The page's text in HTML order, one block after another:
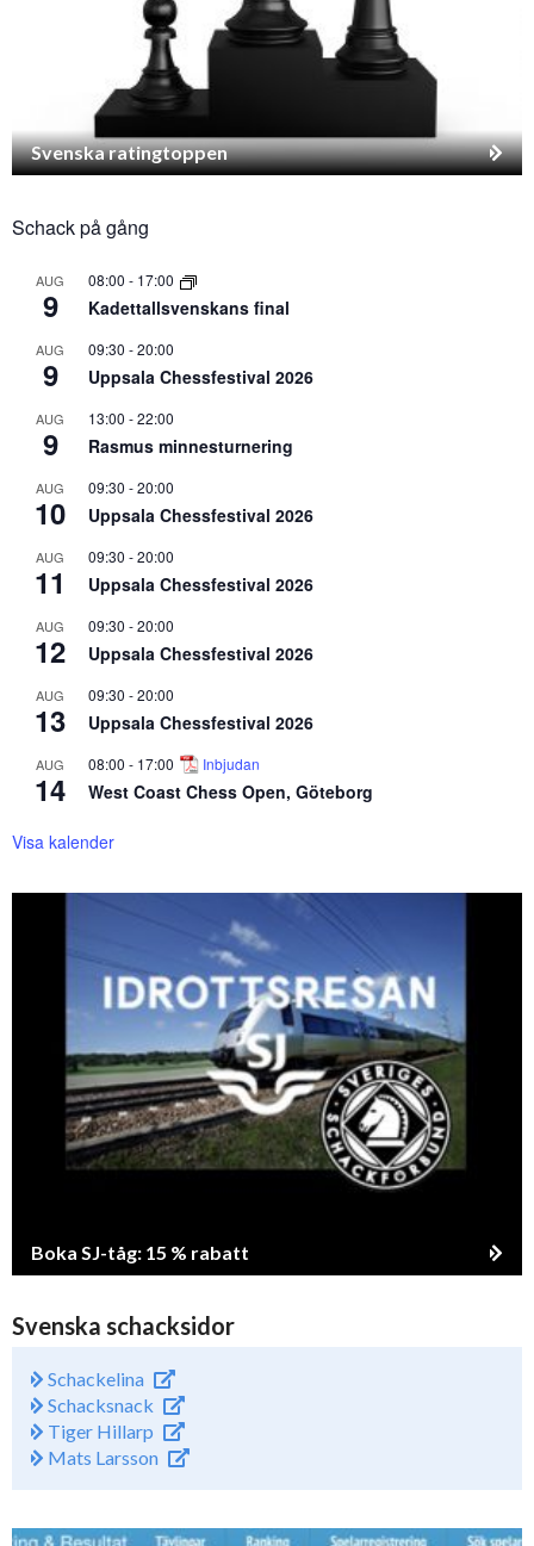
Svenska ratingtoppen
Schack på gång
AUG
9
08:00 - 17:00
Kadettallsvenskans final
AUG
9
09:30 -20:00
Uppsala Chessfestival 2026
AUG
9
13:00 -22:00
Rasmus minnesturnering
AUG
10
09:30 -20:00
Uppsala Chessfestival 2026
AUG
11
09:30 -20:00
Uppsala Chessfestival 2026
AUG
12
09:30 -20:00
Uppsala Chessfestival 2026
AUG
13
09:30 -20:00
Uppsala Chessfestival 2026
AUG
14
08:00 - 17:00 Inbjudan
West Coast Chess Open, Göteborg
Visa kalender
Boka SJ-tåg: 15 % rabatt
Svenska schacksidor
Schackelina
Schacksnack
Tiger Hillarp
Mats Larsson